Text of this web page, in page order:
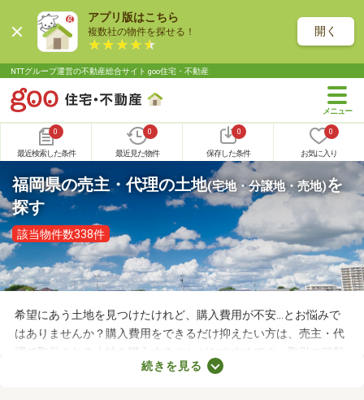
アプリ版はこちら
複数社の物件を探せる！ 開く
NTTグループ運営の不動産総合サイト goo住宅・不動産
0
最近検索した条件
0
最近見た物件
0
保存した条件
0
お気に入り
福岡県の売主・代理の土地(宅地・分譲地・売地)を
探す
該当物件数338件
希望にあう土地を見つけたけれど、購入費用が不安…とお悩みで
はありませんか？購入費用をできるだけ抑えたい方は、売主・代
理で取引される土地を購入することがおすすめです。取引の種類
が売主、または代理の場合、仲介手数料がかからない大きなメリ
続きを見る